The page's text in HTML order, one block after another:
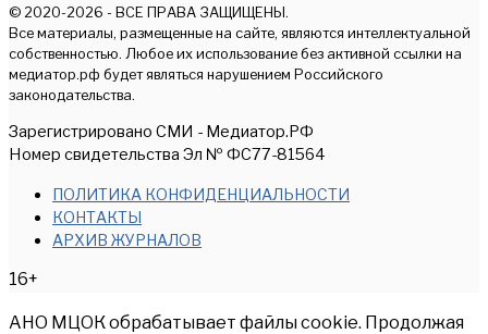
© 2020-2026 - ВСЕ ПРАВА ЗАЩИЩЕНЫ.
Все материалы, размещенные на сайте, являются интеллектуальной
собственностью. Любое их использование без активной ссылки на
медиатор.рф будет являться нарушением Российского
законодательства.
Зарегистрировано СМИ - Медиатор.РФ
Номер свидетельства Эл № ФС77-81564
ПОЛИТИКА КОНФИДЕНЦИАЛЬНОСТИ
КОНТАКТЫ
АРХИВ ЖУРНАЛОВ
16+
АНО МЦОК обрабатывает файлы cookie. Продолжая